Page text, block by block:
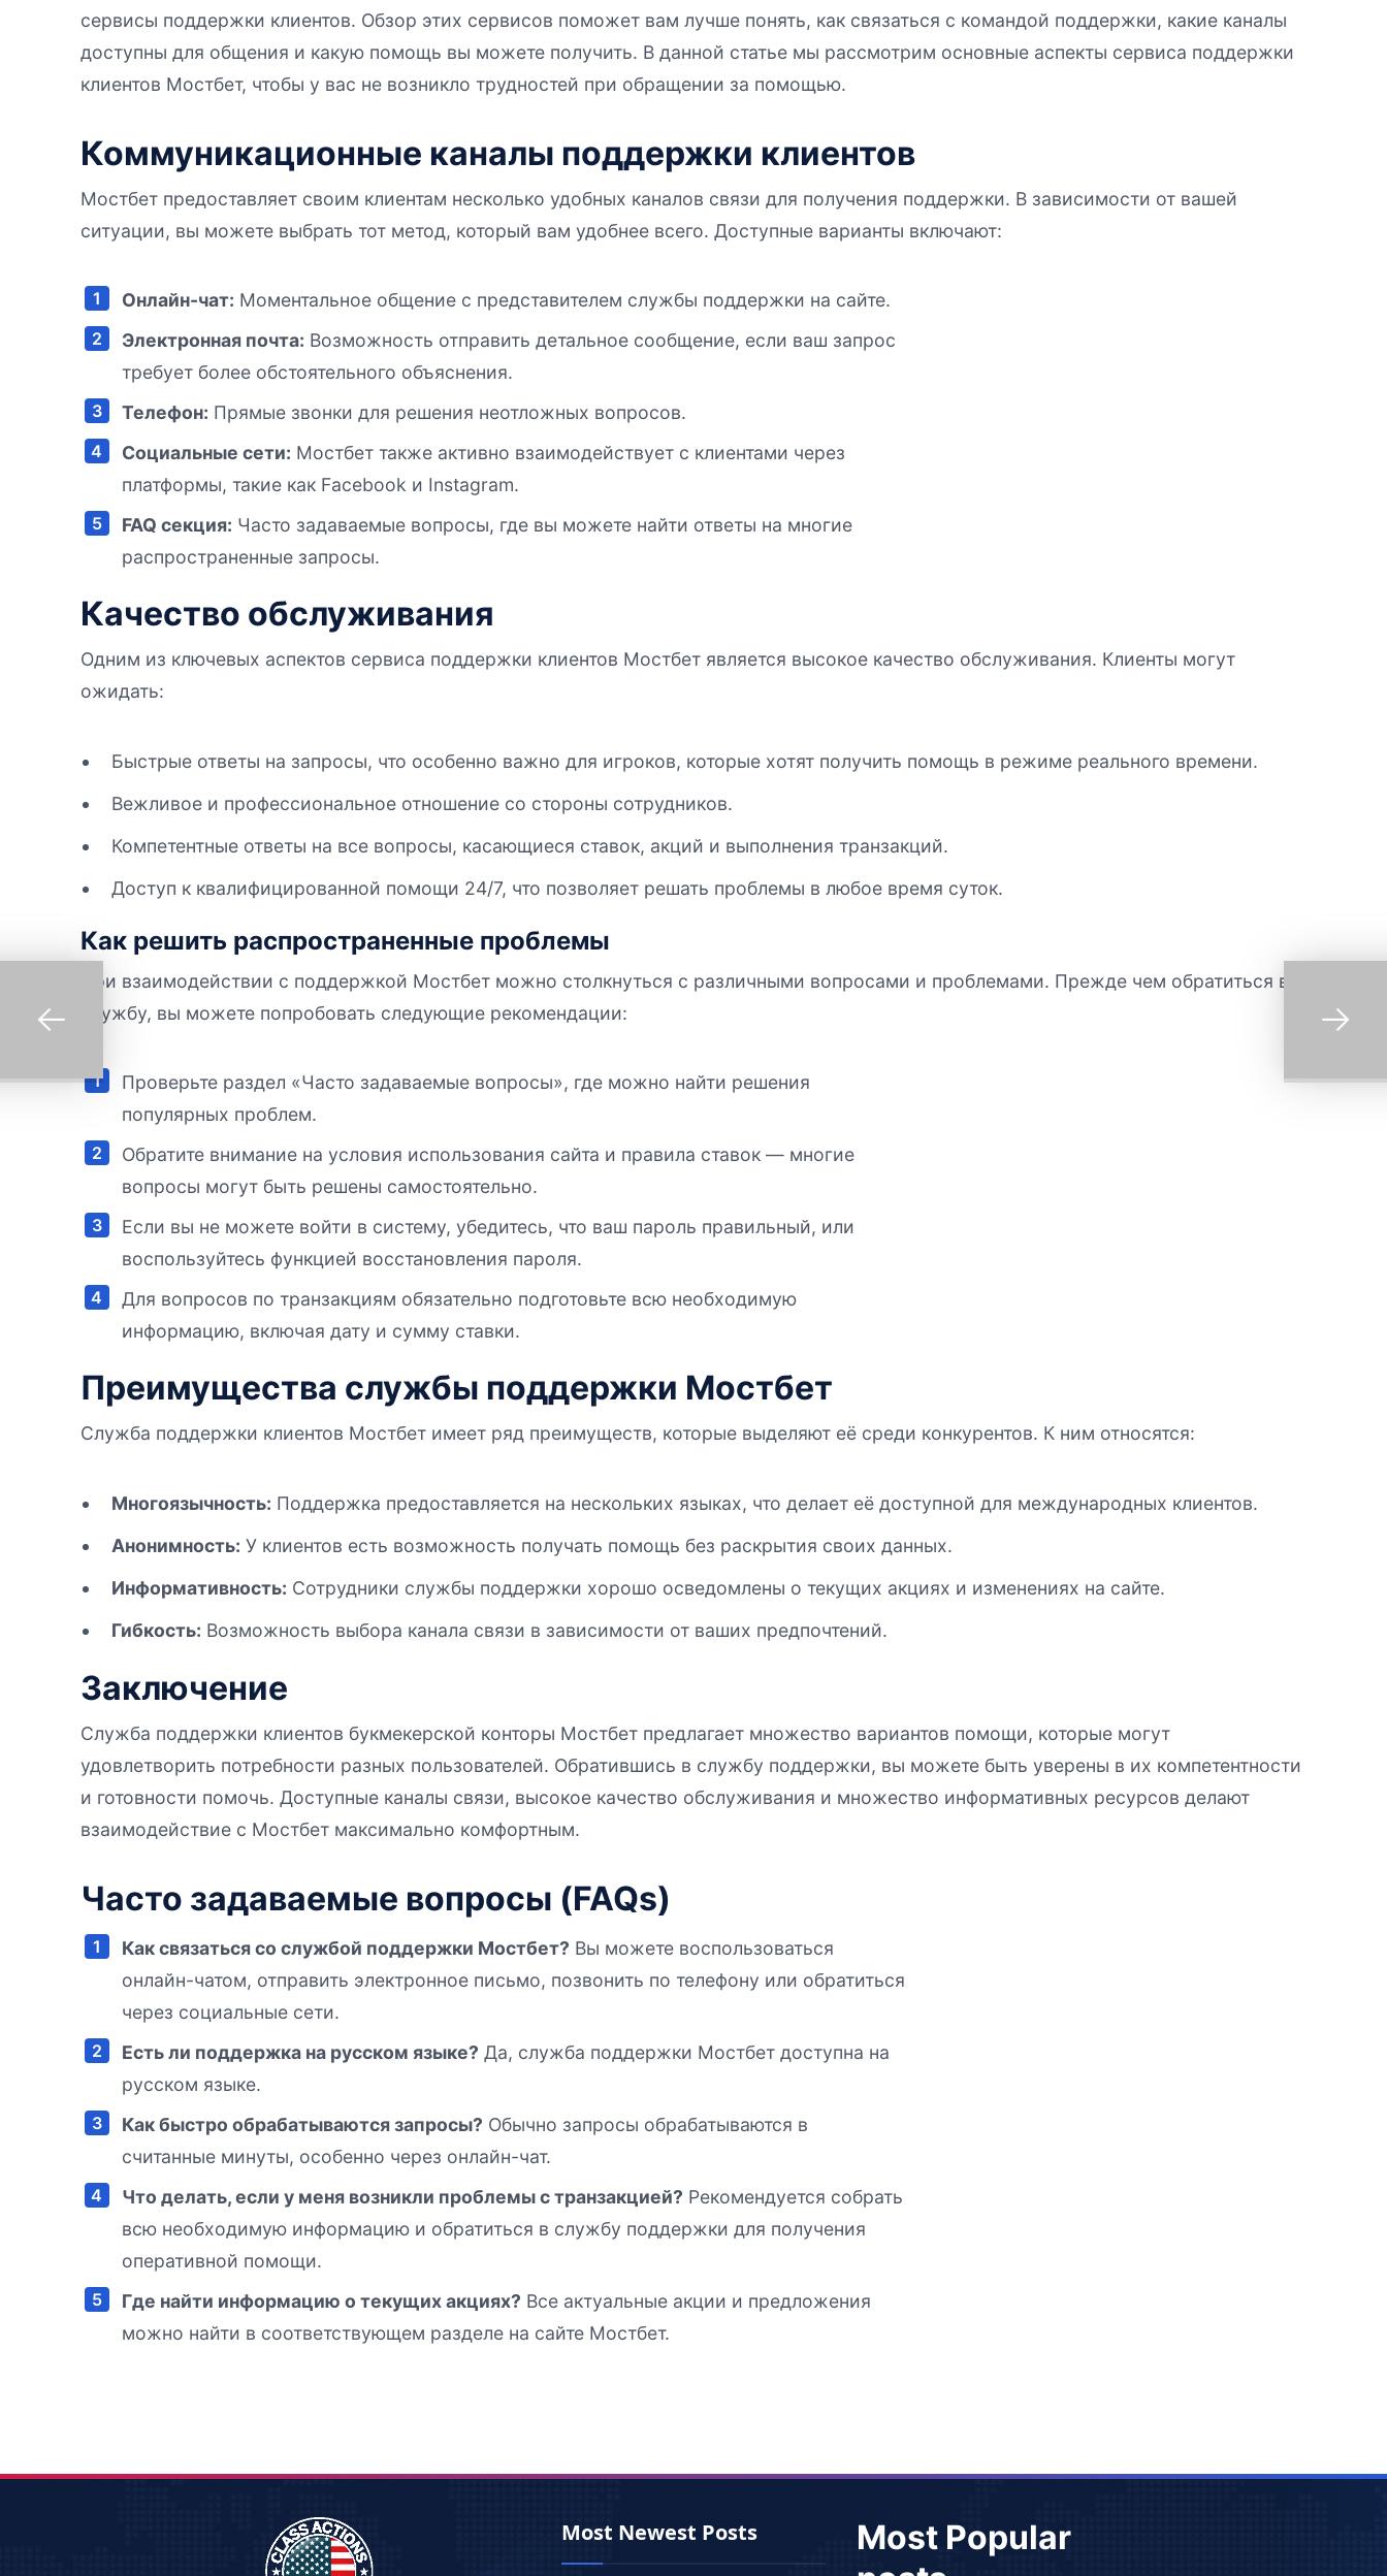
сервисы поддержки клиентов. Обзор этих сервисов поможет вам лучше понять, как связаться с командой поддержки, какие каналы
доступны для общения и какую помощь вы можете получить. В данной статье мы рассмотрим основные аспекты сервиса поддержки
клиентов Мостбет, чтобы у вас не возникло трудностей при обращении за помощью.
Коммуникационные каналы поддержки клиентов
Мостбет предоставляет своим клиентам несколько удобных каналов связи для получения поддержки. В зависимости от вашей
ситуации, вы можете выбрать тот метод, который вам удобнее всего. Доступные варианты включают:
Онлайн-чат: Моментальное общение с представителем службы поддержки на сайте.
Электронная почта: Возможность отправить детальное сообщение, если ваш запрос
требует более обстоятельного объяснения.
Телефон: Прямые звонки для решения неотложных вопросов.
Социальные сети: Мостбет также активно взаимодействует с клиентами через
платформы, такие как Facebook и Instagram.
FAQ секция: Часто задаваемые вопросы, где вы можете найти ответы на многие
распространенные запросы.
Качество обслуживания
Одним из ключевых аспектов сервиса поддержки клиентов Мостбет является высокое качество обслуживания. Клиенты могут
ожидать:
Быстрые ответы на запросы, что особенно важно для игроков, которые хотят получить помощь в режиме реального времени.
Вежливое и профессиональное отношение со стороны сотрудников.
Компетентные ответы на все вопросы, касающиеся ставок, акций и выполнения транзакций.
Доступ к квалифицированной помощи 24/7, что позволяет решать проблемы в любое время суток.
Как решить распространенные проблемы
При взаимодействии с поддержкой Мостбет можно столкнуться с различными вопросами и проблемами. Прежде чем обратиться в
службу, вы можете попробовать следующие рекомендации:
Проверьте раздел «Часто задаваемые вопросы», где можно найти решения
популярных проблем.
Обратите внимание на условия использования сайта и правила ставок — многие
вопросы могут быть решены самостоятельно.
Если вы не можете войти в систему, убедитесь, что ваш пароль правильный, или
воспользуйтесь функцией восстановления пароля.
Для вопросов по транзакциям обязательно подготовьте всю необходимую
информацию, включая дату и сумму ставки.
Преимущества службы поддержки Мостбет
Служба поддержки клиентов Мостбет имеет ряд преимуществ, которые выделяют её среди конкурентов. К ним относятся:
Многоязычность: Поддержка предоставляется на нескольких языках, что делает её доступной для международных клиентов.
Анонимность: У клиентов есть возможность получать помощь без раскрытия своих данных.
Информативность: Сотрудники службы поддержки хорошо осведомлены о текущих акциях и изменениях на сайте.
Гибкость: Возможность выбора канала связи в зависимости от ваших предпочтений.
Заключение
Служба поддержки клиентов букмекерской конторы Мостбет предлагает множество вариантов помощи, которые могут
удовлетворить потребности разных пользователей. Обратившись в службу поддержки, вы можете быть уверены в их компетентности
и готовности помочь. Доступные каналы связи, высокое качество обслуживания и множество информативных ресурсов делают
взаимодействие с Мостбет максимально комфортным.
Часто задаваемые вопросы (FAQs)
Как связаться со службой поддержки Мостбет? Вы можете воспользоваться
онлайн-чатом, отправить электронное письмо, позвонить по телефону или обратиться
через социальные сети.
Есть ли поддержка на русском языке? Да, служба поддержки Мостбет доступна на
русском языке.
Как быстро обрабатываются запросы? Обычно запросы обрабатываются в
считанные минуты, особенно через онлайн-чат.
Что делать, если у меня возникли проблемы с транзакцией? Рекомендуется собрать
всю необходимую информацию и обратиться в службу поддержки для получения
оперативной помощи.
Где найти информацию о текущих акциях? Все актуальные акции и предложения
можно найти в соответствующем разделе на сайте Мостбет.
Most Newest Posts
Most Popular